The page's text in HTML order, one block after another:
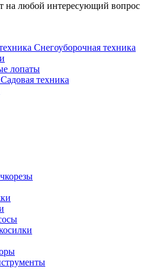
на любой интересующий вопрос
Снегоуборочная техника
лопаты
Садовая техника